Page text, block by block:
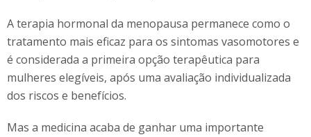
A terapia hormonal da menopausa permanece como o
tratamento mais eficaz para os sintomas vasomotores e
é considerada a primeira opção terapêutica para
mulheres elegíveis, após uma avaliação individualizada
dos riscos e benefícios.
Mas a medicina acaba de ganhar uma importante